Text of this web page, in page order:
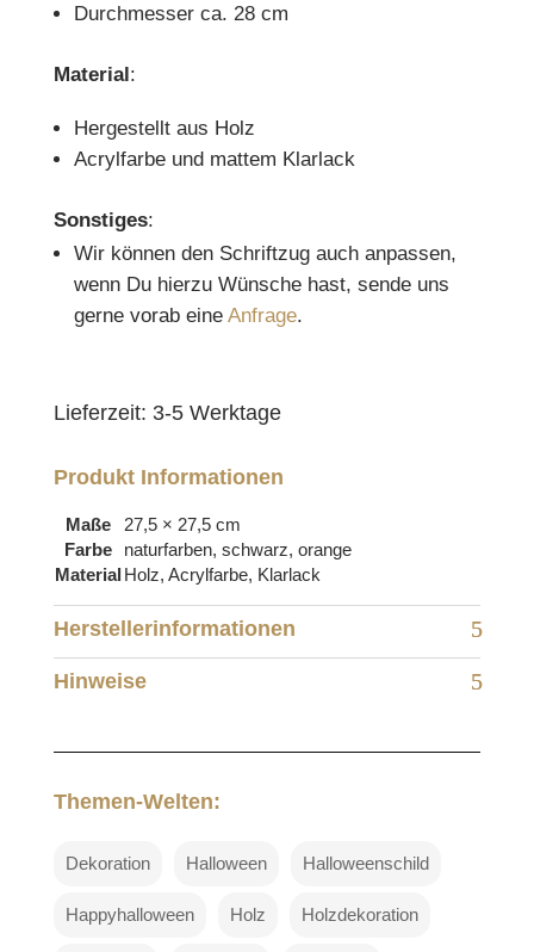
Durchmesser ca. 28 cm
Material:
Hergestellt aus Holz
Acrylfarbe und mattem Klarlack
Sonstiges:
Wir können den Schriftzug auch anpassen,
wenn Du hierzu Wünsche hast, sende uns
gerne vorab eine Anfrage.
Lieferzeit: 3-5 Werktage
Produkt Informationen
Maße
27,5 × 27,5 cm
Farbe
naturfarben, schwarz, orange
Material Holz, Acrylfarbe, Klarlack
Herstellerinformationen
Hinweise
Themen-Welten:
Dekoration Halloween Halloweenschild
Happyhalloween Holz Holzdekoration